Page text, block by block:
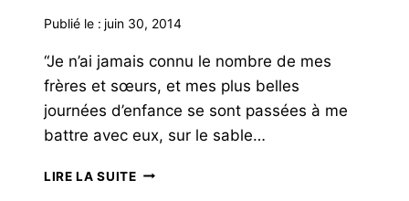
Publié le : juin 30, 2014
“Je n’ai jamais connu le nombre de mes
frères et sœurs, et mes plus belles
journées d’enfance se sont passées à me
battre avec eux, sur le sable…
LIRE LA SUITEÉLOGE